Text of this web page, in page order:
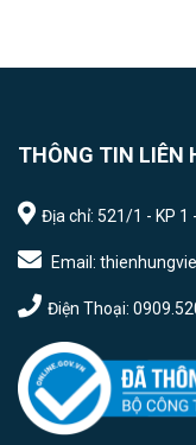
THÔNG TIN LIÊN
Địa chỉ: 521/1 - KP 1
Email:
Điện Thoại: